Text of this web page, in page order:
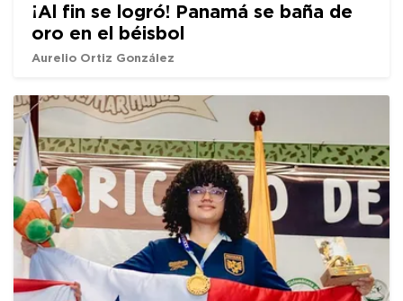
¡Al fin se logró! Panamá se baña de
oro en el béisbol
Aurelio Ortiz González